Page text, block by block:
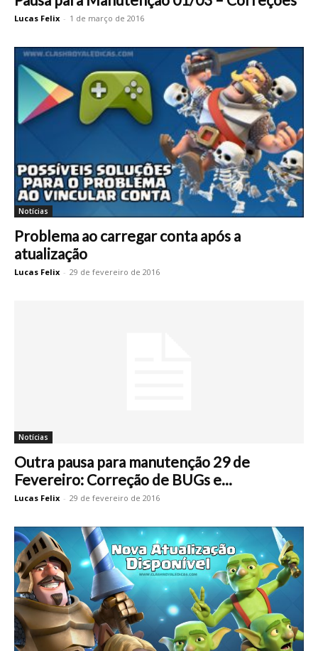
Lucas Felix - 1 de março de 2016
Notícias
Problema ao carregar conta após a
atualização
Lucas Felix - 29 de fevereiro de 2016
Notícias
Outra pausa para manutenção 29 de
Fevereiro: Correção de BUGs e...
Lucas Felix - 29 de fevereiro de 2016